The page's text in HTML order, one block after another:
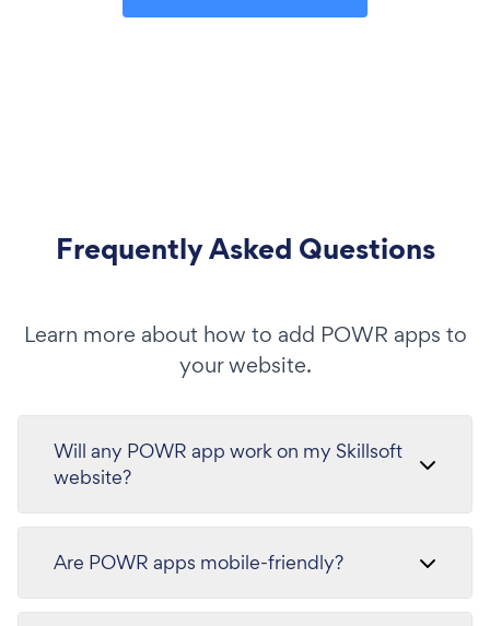
Frequently Asked Questions
Learn more about how to add POWR apps to
your website.
Will any POWR app work on my Skillsoft
website?
Are POWR apps mobile-friendly?